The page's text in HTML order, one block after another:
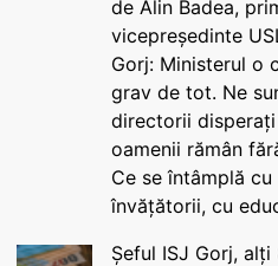
de Alin Badea,
vicepreședinte
Gorj: Ministerul o
grav de tot. Ne
directorii
oamenii rămân
Ce se întâmplă cu
învățătorii, cu
Șeful ISJ Gorj, alți